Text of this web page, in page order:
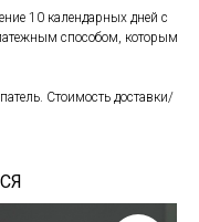
10 календарных дней с
способом, которым
Стоимость доставки/